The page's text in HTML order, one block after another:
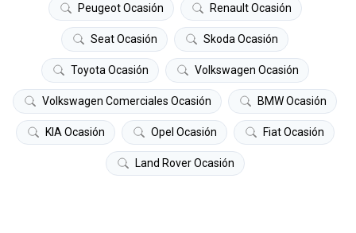
Peugeot Ocasión Renault Ocasión
Seat Ocasión Skoda Ocasión
Toyota Ocasión Volkswagen Ocasión
Volkswagen Comerciales Ocasión BMW Ocasión
KIA Ocasión Opel Ocasión Fiat Ocasión
Land Rover Ocasión